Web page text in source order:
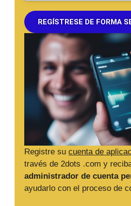
Registre su cuenta de
través de 2dots .com y
administrador de cuenta
ayudarlo con el proceso de
REGÍSTRESE DE FORMA